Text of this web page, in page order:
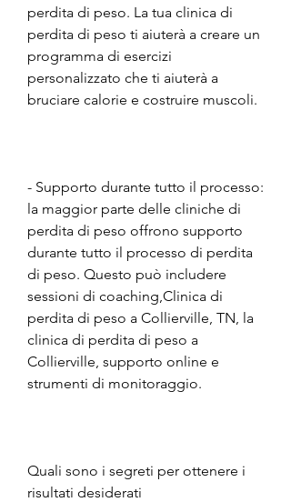
perdita di peso. La tua clinica di
perdita di peso ti aiuterà a creare un
programma di esercizi
personalizzato che ti aiuterà a
bruciare calorie e costruire muscoli.
- Supporto durante tutto il processo:
la maggior parte delle cliniche di
perdita di peso offrono supporto
durante tutto il processo di perdita
di peso. Questo può includere
sessioni di coaching,Clinica di
perdita di peso a Collierville, TN, la
clinica di perdita di peso a
Collierville, supporto online e
strumenti di monitoraggio.
Quali sono i segreti per ottenere i
risultati desiderati